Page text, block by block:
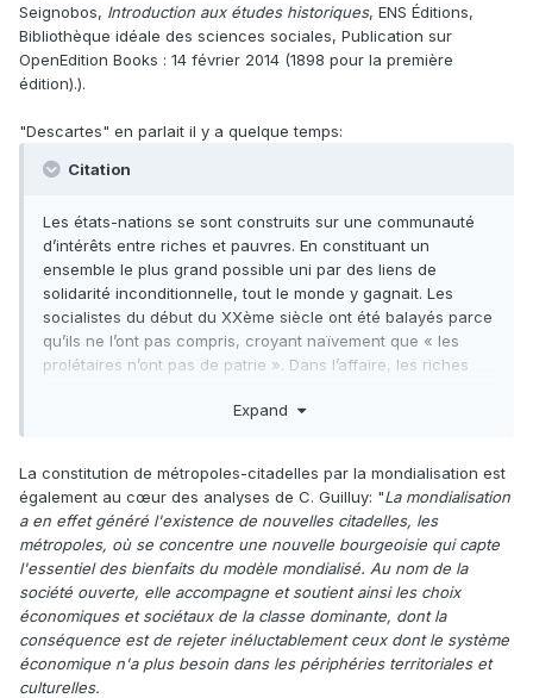
Seignobos, Introduction aux études historiques, ENS Éditions,
Bibliothèque idéale des sciences sociales, Publication sur
OpenEdition Books : 14 février 2014 (1898 pour la première
édition).).
"Descartes" en parlait il y a quelque temps:
Citation
Les états-nations se sont construits sur une communauté
d’intérêts entre riches et pauvres. En constituant un
ensemble le plus grand possible uni par des liens de
solidarité inconditionnelle, tout le monde y gagnait. Les
socialistes du début du XXème siècle ont été balayés parce
qu’ils ne l’ont pas compris, croyant naïvement que « les
prolétaires n’ont pas de patrie ». Dans l’affaire, les riches
pour aller mourir dans les tranchées et défendre leurs
du capitalisme, ce besoin réciproque, nous dit-on, n’existe
pas. Dans notre Europe qui se croit pacifique et « post-
historique » aux frontières ouvertes, les « bloc dominant »
n’a plus besoin de partager la citoyenneté avec les pauvres.
Et c’est pourquoi partout en Europe on voit
« l’indépendantisme des riches » lever la tête et les
« classes moyennes » rêver d’une Europe constituée de
« métropoles » ou les riches pourraient vivre, laissant les
pauvres croupir dans le reste du territoire.
Expand
La constitution de métropoles-citadelles par la mondialisation est
également au cœur des analyses de C. Guilluy: "La mondialisation
a en effet généré l'existence de nouvelles citadelles, les
métropoles, où se concentre une nouvelle bourgeoisie qui capte
l'essentiel des bienfaits du modèle mondialisé. Au nom de la
société ouverte, elle accompagne et soutient ainsi les choix
économiques et sociétaux de la classe dominante, dont la
conséquence est de rejeter inéluctablement ceux dont le système
économique n'a plus besoin dans les périphéries territoriales et
culturelles.